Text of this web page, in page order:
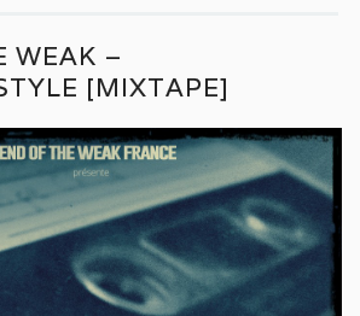
WEAK –
[MIXTAPE]